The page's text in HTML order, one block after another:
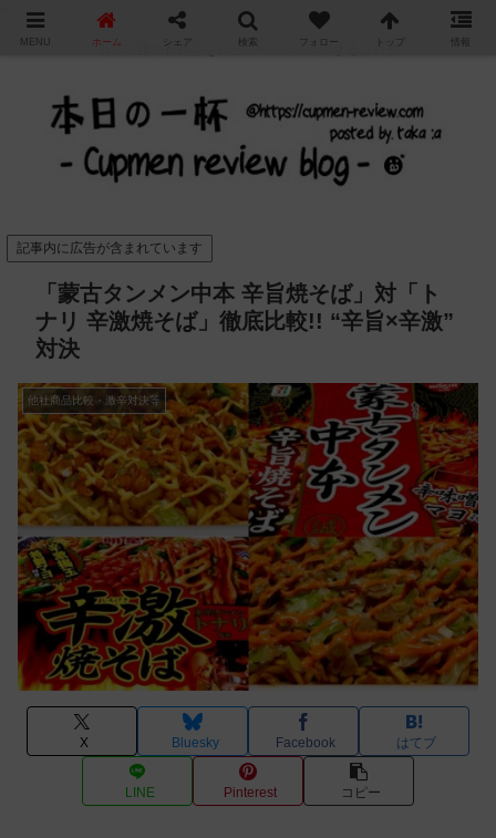
カップ麺の新商品をレビュー / アレンジするブログ
記事内に広告が含まれています
「蒙古タンメン中本 辛旨焼そば」対「ト
ナリ 辛激焼そば」徹底比較!! “辛旨×辛激”
対決
他社商品比較・激辛対決等
X Bluesky Facebook はてブ
LINE Pinterest コピー
MENU ホーム シェア 検索 フォロー トップ 情報